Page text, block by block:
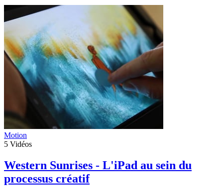
Motion
5 Vidéos
Western Sunrises - L'iPad au sein du
processus créatif